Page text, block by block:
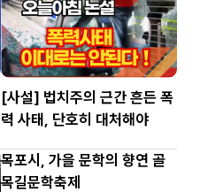
[사설] 법치주의 근간 흔든 폭
력 사태, 단호히 대처해야
목포시, 가을 문학의 향연 골
목길문학축제